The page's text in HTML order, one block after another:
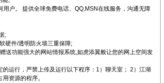
户。 提供全球免费电话、QQ,MSN在线服务，沟通无障
;
硬件/透明防火墙三重保障;
送功能强大的网站情报系统,如虎添翼般让您的网上空间发
运行，严禁上传及运行以下程序：1）聊天室； 2）江湖
资源的程序。